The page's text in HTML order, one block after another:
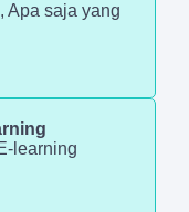
Apa saja yang
learning